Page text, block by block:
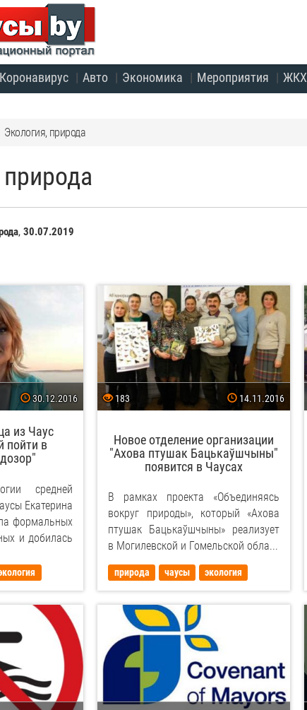
Коронавирус Авто Экономика Мероприятия ЖКХ
Экология, природа
, 30.07.2019
30.12.2016
из Чаус
пойти в
средней
Екатерина
формальных
и добилась
183 14.11.2016
Новое отделение организации
"Ахова птушак Бацькаўшчыны"
появится в Чаусах
В рамках проекта «Объединяясь
вокруг природы», который «Ахова
птушак Бацькаўшчыны» реализует
в Могилевской и Гомельской обла...
природа чаусы экология